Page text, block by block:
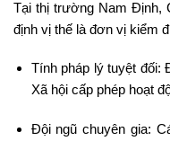
Tại thị trường Nam Định,
định vị thế là đơn vị kiểm
Tính pháp lý tuyệt đối:
Xã hội cấp phép hoạt
Đội ngũ chuyên gia: